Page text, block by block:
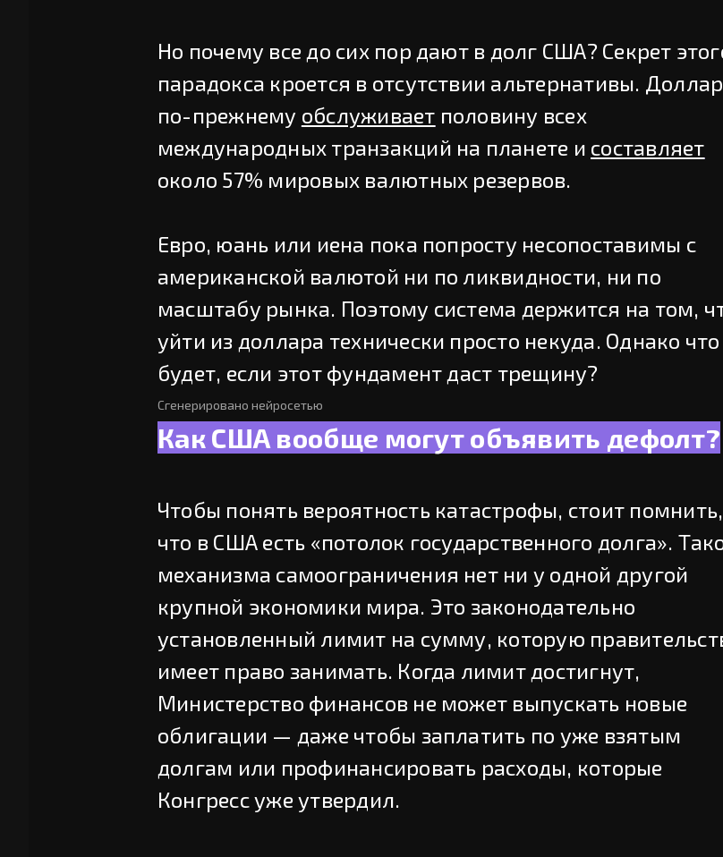
Но почему все до сих пор дают в долг США? Секрет
парадокса кроется в отсутствии альтернативы. Доллар
по-прежнему обслуживает половину всех
международных транзакций на планете и составляет
около 57% мировых валютных резервов.
Евро, юань или иена пока попросту несопоставимы с
американской валютой ни по ликвидности, ни по
масштабу рынка. Поэтому система держится на том,
уйти из доллара технически просто некуда. Однако что
будет, если этот фундамент даст трещину?
Сгенерировано нейросетью
Как США вообще могут объявить дефолт?
Чтобы понять вероятность катастрофы, стоит помнить,
что в США есть «потолок государственного долга».
механизма самоограничения нет ни у одной другой
крупной экономики мира. Это законодательно
установленный лимит на сумму, которую
имеет право занимать. Когда лимит достигнут,
Министерство финансов не может выпускать новые
облигации — даже чтобы заплатить по уже взятым
долгам или профинансировать расходы, которые
Конгресс уже утвердил.